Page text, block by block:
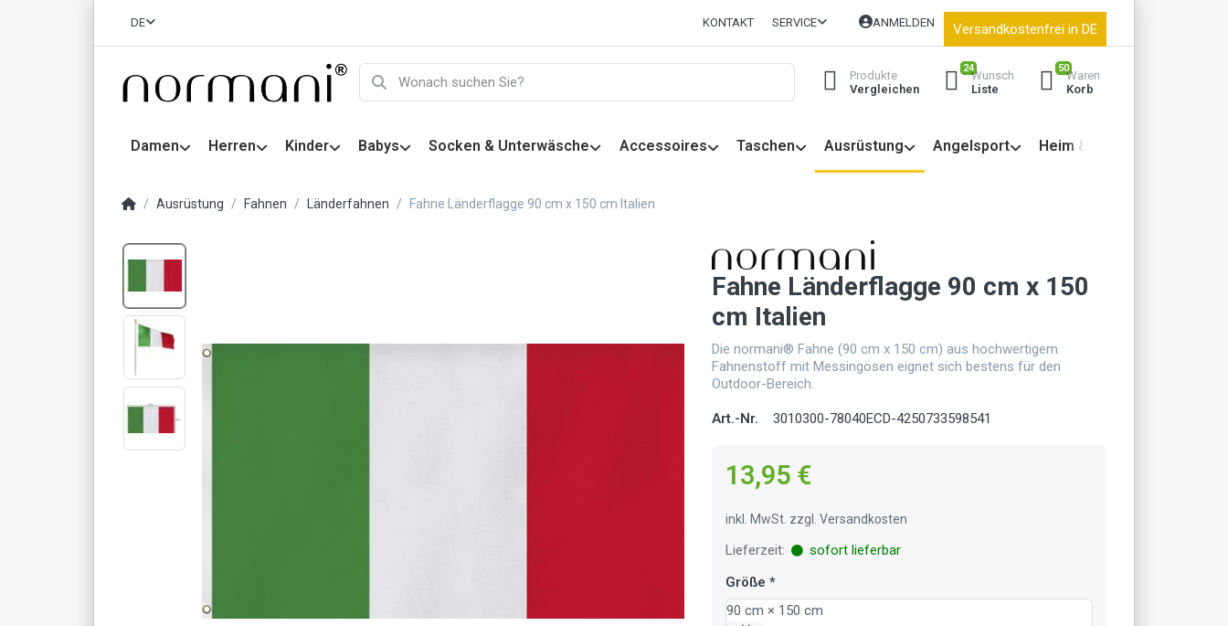
DE KONTAKT SERVICE ANMELDEN Versandkostenfrei in DE
Produkte
Vergleichen
24
Wunsch
Liste
50
Waren
Korb
Damen Herren Kinder Babys Socken & Unterwäsche Accessoires Taschen Ausrüstung Angelsport Heim & Garten
Ausrüstung Fahnen Länderfahnen Fahne Länderflagge 90 cm x 150 cm Italien
Fahne Länderflagge 90 cm x 150
cm Italien
Die normani® Fahne (90 cm x 150 cm) aus hochwertigem
Fahnenstoff mit Messingösen eignet sich bestens für den
Outdoor-Bereich.
Art.-Nr. 3010300-78040ECD-4250733598541
13,95 €
inkl. MwSt. zzgl. Versandkosten
Lieferzeit:
sofort lieferbar
Größe
90 cm × 150 cm